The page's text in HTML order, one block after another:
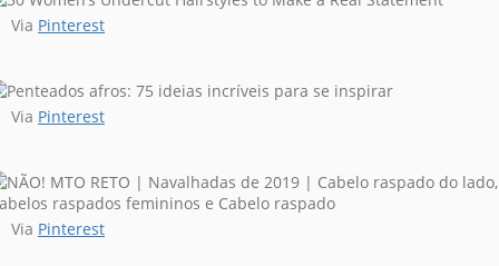
Via Pinterest
Via Pinterest
Via Pinterest